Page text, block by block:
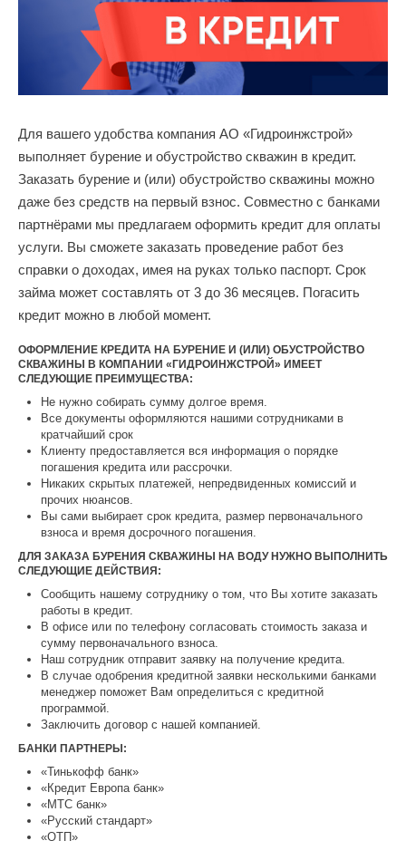
Для вашего удобства компания АО «Гидроинжстрой»
выполняет бурение и обустройство скважин в кредит.
Заказать бурение и (или) обустройство скважины можно
даже без средств на первый взнос. Совместно с банками
партнёрами мы предлагаем оформить кредит для оплаты
услуги. Вы сможете заказать проведение работ без
справки о доходах, имея на руках только паспорт. Срок
займа может составлять от 3 до 36 месяцев. Погасить
кредит можно в любой момент.
ОФОРМЛЕНИЕ КРЕДИТА НА БУРЕНИЕ И (ИЛИ) ОБУСТРОЙСТВО
СКВАЖИНЫ В КОМПАНИИ «ГИДРОИНЖСТРОЙ» ИМЕЕТ
СЛЕДУЮЩИЕ ПРЕИМУЩЕСТВА:
Не нужно собирать сумму долгое время.
Все документы оформляются нашими сотрудниками в
кратчайший срок
Клиенту предоставляется вся информация о порядке
погашения кредита или рассрочки.
Никаких скрытых платежей, непредвиденных комиссий и
прочих нюансов.
Вы сами выбирает срок кредита, размер первоначального
взноса и время досрочного погашения.
ДЛЯ ЗАКАЗА БУРЕНИЯ СКВАЖИНЫ НА ВОДУ НУЖНО ВЫПОЛНИТЬ
СЛЕДУЮЩИЕ ДЕЙСТВИЯ:
Сообщить нашему сотруднику о том, что Вы хотите заказать
работы в кредит.
В офисе или по телефону согласовать стоимость заказа и
сумму первоначального взноса.
Наш сотрудник отправит заявку на получение кредита.
В случае одобрения кредитной заявки несколькими банками
менеджер поможет Вам определиться с кредитной
программой.
Заключить договор с нашей компанией.
БАНКИ ПАРТНЕРЫ:
«Тинькофф банк»
«Кредит Европа банк»
«МТС банк»
«Русский стандарт»
«ОТП»